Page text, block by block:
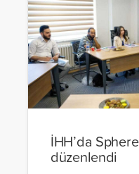
İHH’da
düzenlendi